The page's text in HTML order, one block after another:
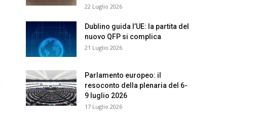
22 Luglio 2026
Dublino guida l’UE: la partita del
nuovo QFP si complica
21 Luglio 2026
Parlamento europeo: il
resoconto della plenaria del 6-
9 luglio 2026
17 Luglio 2026